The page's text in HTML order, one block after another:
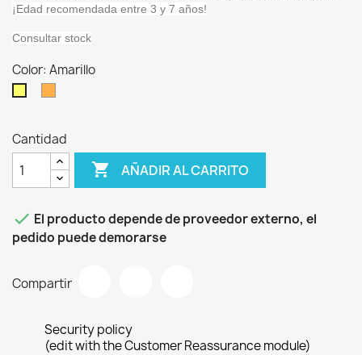
¡Edad recomendada entre 3 y 7 años!
Consultar stock
Color: Amarillo
Cantidad
 AÑADIR AL CARRITO
 El producto depende de proveedor externo, el
pedido puede demorarse
Compartir
Security policy
(edit with the Customer Reassurance module)